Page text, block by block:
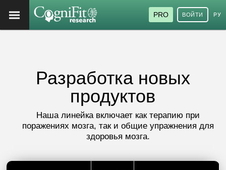
PRO ВОЙТИ
Разработка новых
продуктов
Наша линейка включает как терапию при
поражениях мозга, так и общие упражнения для
здоровья мозга.